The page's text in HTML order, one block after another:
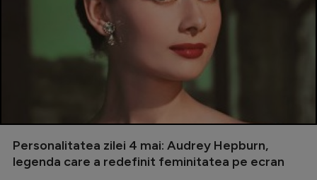
Personalitatea zilei 4 mai: Audrey Hepburn,
legenda care a redefinit feminitatea pe ecran